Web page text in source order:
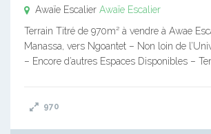
Awaïe Escalier Awaïe Escalier
Terrain Titré de 970m² à vendre à Awae
Manassa, vers Ngoantet – Non loin de
– Encore d’autres Espaces Disponibles –
970